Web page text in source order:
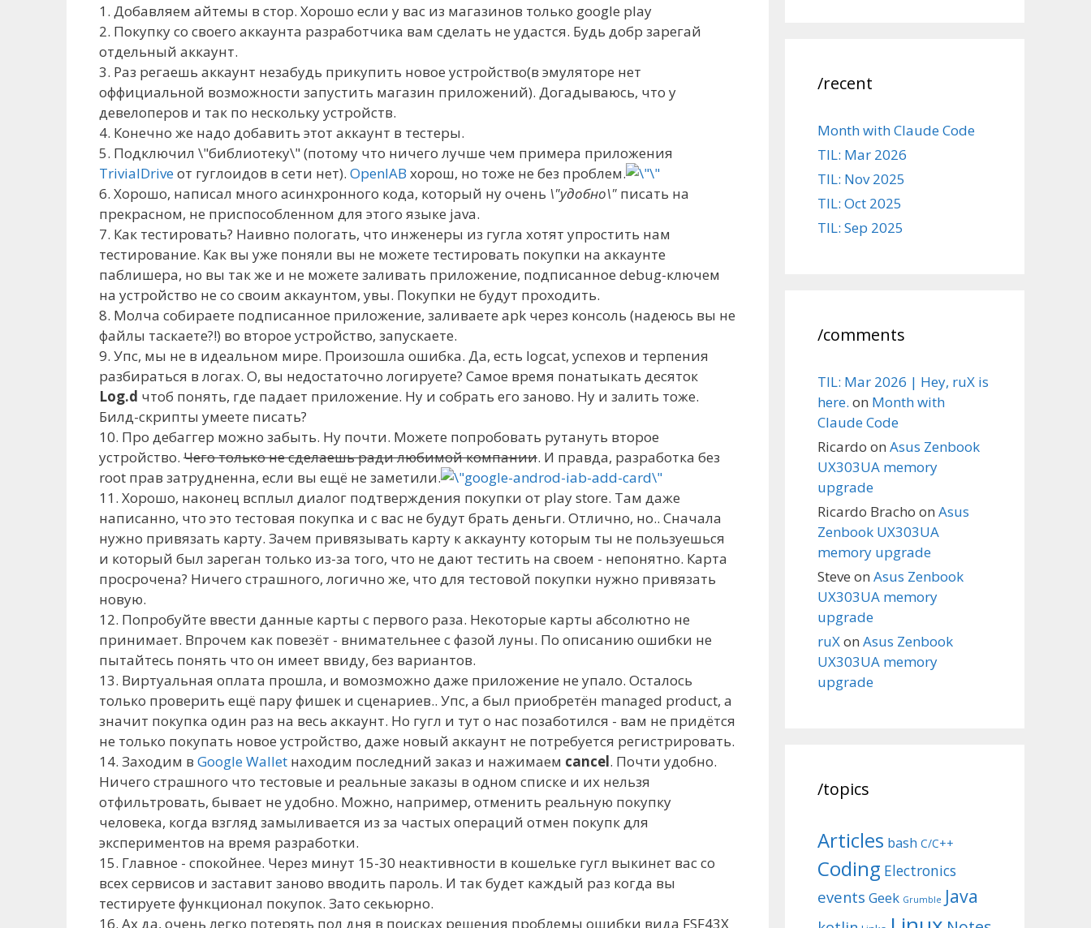
1. Добавляем айтемы в стор. Хорошо если у вас из магазинов только google play
2. Покупку со своего аккаунта разработчика вам сделать не удастся. Будь добр зарегай
отдельный аккаунт.
3. Раз регаешь аккаунт незабудь прикупить новое устройство(в эмуляторе нет
оффициальной возможности запустить магазин приложений). Догадываюсь, что у
девелоперов и так по нескольку устройств.
4. Конечно же надо добавить этот аккаунт в тестеры.
5. Подключил \"библиотеку\" (потому что ничего лучше чем примера приложения
TrivialDriveот гуглоидов в сети нет). OpenIAB хорош, но тоже не без проблем.
6. Хорошо, написал много асинхронного кода, который ну очень \"удобно\" писать на
прекрасном, не приспособленном для этого языке java.
7. Как тестировать? Наивно пологать, что инженеры из гугла хотят упростить нам
тестирование. Как вы уже поняли вы не можете тестировать покупки на аккаунте
паблишера, но вы так же и не можете заливать приложение, подписанное debug-ключем
на устройство не со своим аккаунтом, увы. Покупки не будут проходить.
8. Молча собираете подписанное приложение, заливаете apk через консоль (надеюсь вы не
файлы таскаете?!) во второе устройство, запускаете.
9. Упс, мы не в идеальном мире. Произошла ошибка. Да, есть logcat, успехов и терпения
разбираться в логах. О, вы недостаточно логируете? Самое время понатыкать десяток
Log.d чтоб понять, где падает приложение. Ну и собрать его заново. Ну и залить тоже.
Билд-скрипты умеете писать?
10. Про дебаггер можно забыть. Ну почти. Можете попробовать рутануть второе
устройство. Чего только не сделаешь ради любимой компании. И правда, разработка без
root прав затрудненна, если вы ещё не заметили.
11. Хорошо, наконец всплыл диалог подтверждения покупки от play store. Там даже
написанно, что это тестовая покупка и с вас не будут брать деньги. Отлично, но.. Сначала
нужно привязать карту. Зачем привязывать карту к аккаунту которым ты не пользуешься
и который был зареган только из-за того, что не дают тестить на своем - непонятно. Карта
просрочена? Ничего страшного, логично же, что для тестовой покупки нужно привязать
новую.
12. Попробуйте ввести данные карты с первого раза. Некоторые карты абсолютно не
принимает. Впрочем как повезёт - внимательнее с фазой луны. По описанию ошибки не
пытайтесь понять что он имеет ввиду, без вариантов.
13. Виртуальная оплата прошла, и вомозможно даже приложение не упало. Осталось
только проверить ещё пару фишек и сценариев.. Упс, а был приобретён managed product, а
значит покупка один раз на весь аккаунт. Но гугл и тут о нас позаботился - вам не придётся
не только покупать новое устройство, даже новый аккаунт не потребуется регистрировать.
14. Заходим в Google Wallet находим последний заказ и нажимаем cancel. Почти удобно.
Ничего страшного что тестовые и реальные заказы в одном списке и их нельзя
отфильтровать, бывает не удобно. Можно, например, отменить реальную покупку
человека, когда взгляд замыливается из за частых операций отмен покупк для
экспериментов на время разработки.
15. Главное - спокойнее. Через минут 15-30 неактивности в кошельке гугл выкинет вас со
всех сервисов и заставит заново вводить пароль. И так будет каждый раз когда вы
тестируете функционал покупок. Зато секьюрно.
16. Ах да, очень легко потерять пол дня в поисках решения проблемы ошибки вида FSF43X
/recent
Month with Claude Code
TIL: Mar 2026
TIL: Nov 2025
TIL: Oct 2025
TIL: Sep 2025
/comments
TIL: Mar 2026 | Hey, ruX is
here. on Month with
Claude Code
Ricardo on Asus Zenbook
UX303UA memory
upgrade
Ricardo Bracho on Asus
Zenbook UX303UA
memory upgrade
Steve on Asus Zenbook
UX303UA memory
upgrade
ruXon Asus Zenbook
UX303UA memory
upgrade
/topics
Articles bash C/C++
Coding Electronics
events Geek Grumble Java